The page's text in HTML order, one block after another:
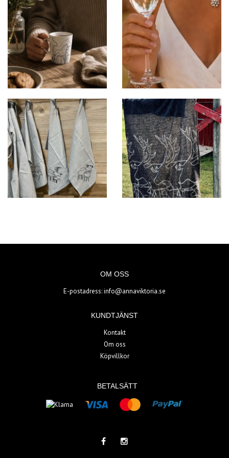
OM OSS
E-postadress:info@annaviktoria.se
KUNDTJÄNST
Kontakt
Om oss
Köpvillkor
BETALSÄTT